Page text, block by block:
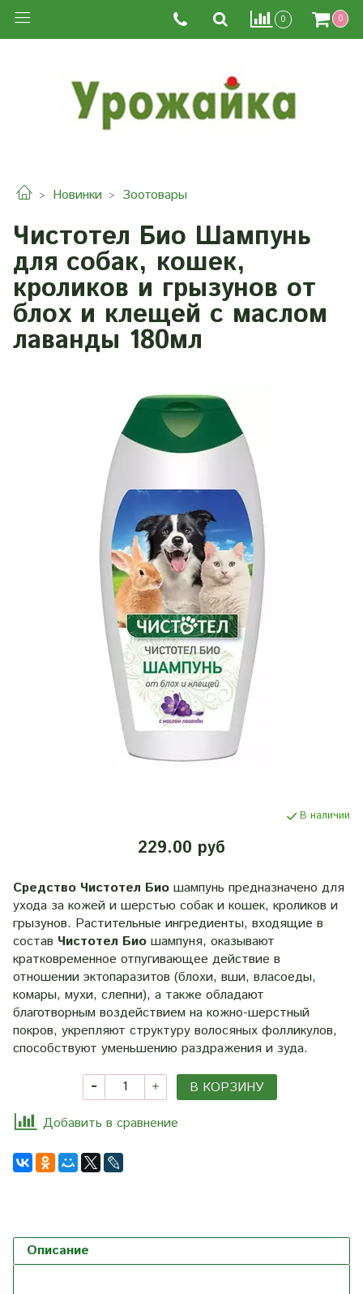
0 0
Новинки Зоотовары
Чистотел Био Шампунь
для собак, кошек,
кроликов и грызунов от
блох и клещей с маслом
лаванды 180мл
В наличии
229.00 руб
Средство Чистотел Био шампунь предназначено для
ухода за кожей и шерстью собак и кошек, кроликов и
грызунов. Растительные ингредиенты, входящие в
состав Чистотел Био шампуня, оказывают
кратковременное отпугивающее действие в
отношении эктопаразитов (блохи, вши, власоеды,
комары, мухи, слепни), а также обладают
благотворным воздействием на кожно-шерстный
покров, укрепляют структуру волосяных фолликулов,
способствуют уменьшению раздражения и зуда.
В КОРЗИНУ
Добавить в сравнение
Описание